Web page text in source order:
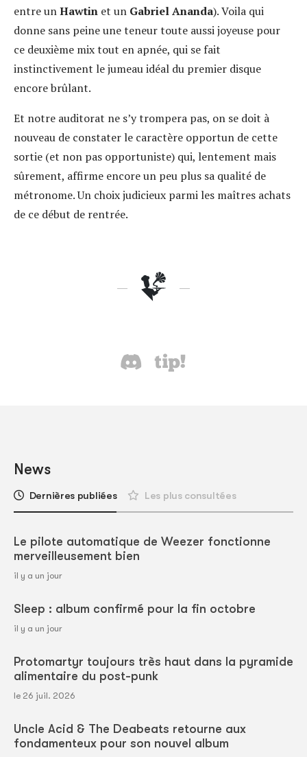
entre unHawtin et un Gabriel Ananda). Voila qui
donne sans peine une teneur toute aussi joyeuse pour
ce deuxième mix tout en apnée, qui se fait
instinctivement le jumeau idéal du premier disque
encore brûlant.
Et notre auditorat ne s’y trompera pas, on se doit à
nouveau de constater le caractère opportun de cette
sortie (et non pas opportuniste) qui, lentement mais
sûrement, affirme encore un peu plus sa qualité de
métronome. Un choix judicieux parmi les maîtres achats
de ce début de rentrée.
News
Dernières publiées Les plus consultées
Le pilote automatique de Weezer fonctionne
merveilleusement bien
il y a un jour
Sleep : album confirmé pour la fin octobre
il y a un jour
Protomartyr toujours très haut dans la pyramide
alimentaire du post-punk
le 26 juil. 2026
Uncle Acid & The Deabeats retourne aux
fondamenteux pour son nouvel album